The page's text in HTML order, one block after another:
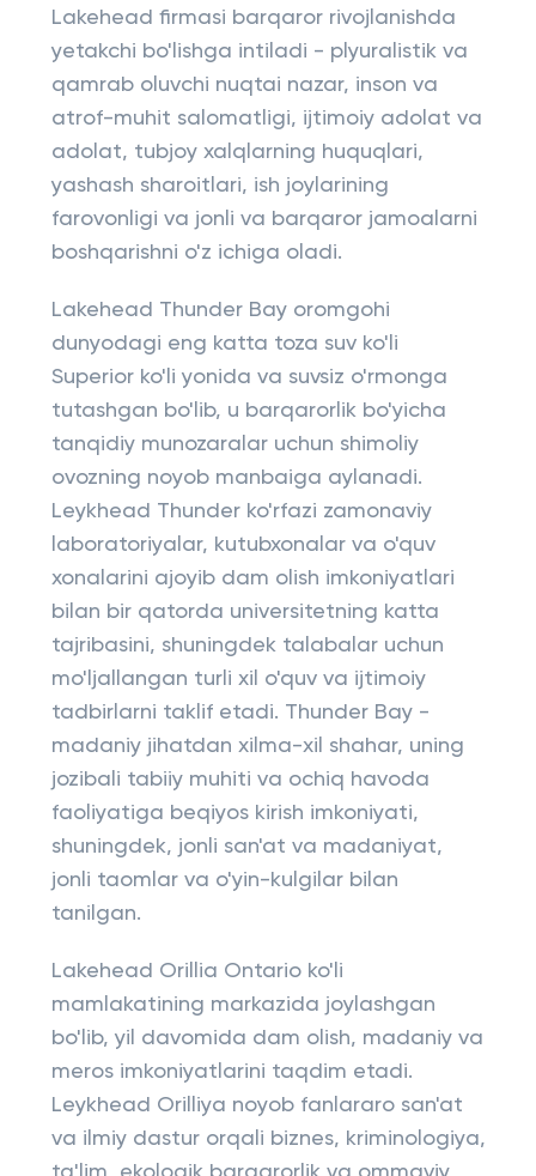
Lakehead firmasi barqaror rivojlanishda
yetakchi bo'lishga intiladi - plyuralistik va
qamrab oluvchi nuqtai nazar, inson va
atrof-muhit salomatligi, ijtimoiy adolat va
adolat, tubjoy xalqlarning huquqlari,
yashash sharoitlari, ish joylarining
farovonligi va jonli va barqaror jamoalarni
boshqarishni o'z ichiga oladi.
Lakehead Thunder Bay oromgohi
dunyodagi eng katta toza suv ko'li
Superior ko'li yonida va suvsiz o'rmonga
tutashgan bo'lib, u barqarorlik bo'yicha
tanqidiy munozaralar uchun shimoliy
ovozning noyob manbaiga aylanadi.
Leykhead Thunder ko'rfazi zamonaviy
laboratoriyalar, kutubxonalar va o'quv
xonalarini ajoyib dam olish imkoniyatlari
bilan bir qatorda universitetning katta
tajribasini, shuningdek talabalar uchun
mo'ljallangan turli xil o'quv va ijtimoiy
tadbirlarni taklif etadi. Thunder Bay -
madaniy jihatdan xilma-xil shahar, uning
jozibali tabiiy muhiti va ochiq havoda
faoliyatiga beqiyos kirish imkoniyati,
shuningdek, jonli san'at va madaniyat,
jonli taomlar va o'yin-kulgilar bilan
tanilgan.
Lakehead Orillia Ontario ko'li
mamlakatining markazida joylashgan
bo'lib, yil davomida dam olish, madaniy va
meros imkoniyatlarini taqdim etadi.
Leykhead Orilliya noyob fanlararo san'at
va ilmiy dastur orqali biznes, kriminologiya,